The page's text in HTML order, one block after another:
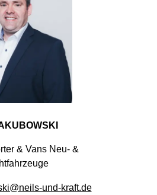
& Vans Neu- &
und-kraft.de